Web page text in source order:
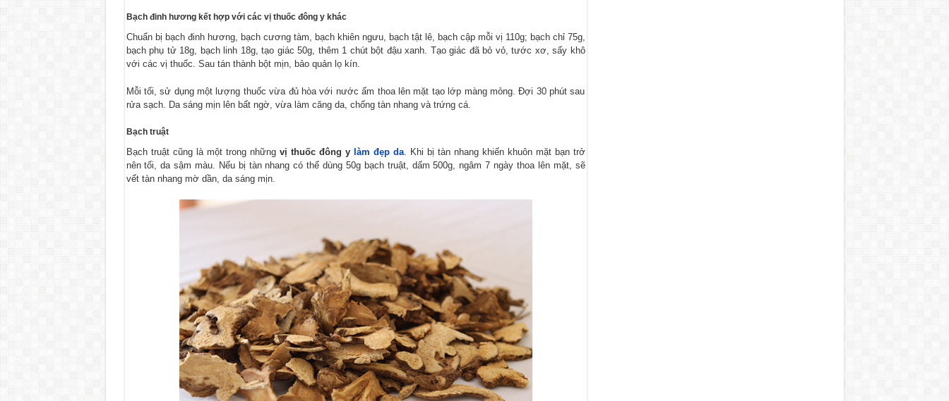
Bạch đinh hương kết hợp với các vị thuốc đông y khác
Chuẩn bị bạch đinh hương, bạch cương tàm, bạch khiên ngưu, bạch tật lê, bạch cập mỗi vị 110g; bạch chỉ 75g,
bạch phụ tử 18g, bạch linh 18g, tạo giác 50g, thêm 1 chút bột đậu xanh. Tạo giác đã bỏ vỏ, tước xơ, sấy khô
với các vị thuốc. Sau tán thành bột mịn, bảo quản lọ kín.
Mỗi tối, sử dụng một lượng thuốc vừa đủ hòa với nước ấm thoa lên mặt tạo lớp màng mỏng. Đợi 30 phút sau
rửa sạch. Da sáng mịn lên bất ngờ, vừa làm căng da, chống tàn nhang và trứng cá.
Bạch truật
Bạch truật cũng là một trong những vị thuốc đông y làm đẹp da. Khi bị tàn nhang khiến khuôn mặt bạn trở
nên tối, da sậm màu. Nếu bị tàn nhang có thể dùng 50g bạch truật, dấm 500g, ngâm 7 ngày thoa lên mặt, sẽ
vết tàn nhang mờ dần, da sáng mịn.